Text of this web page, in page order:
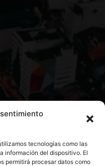
tecnologías como las
información del dispositivo. El
permitirá procesar datos como